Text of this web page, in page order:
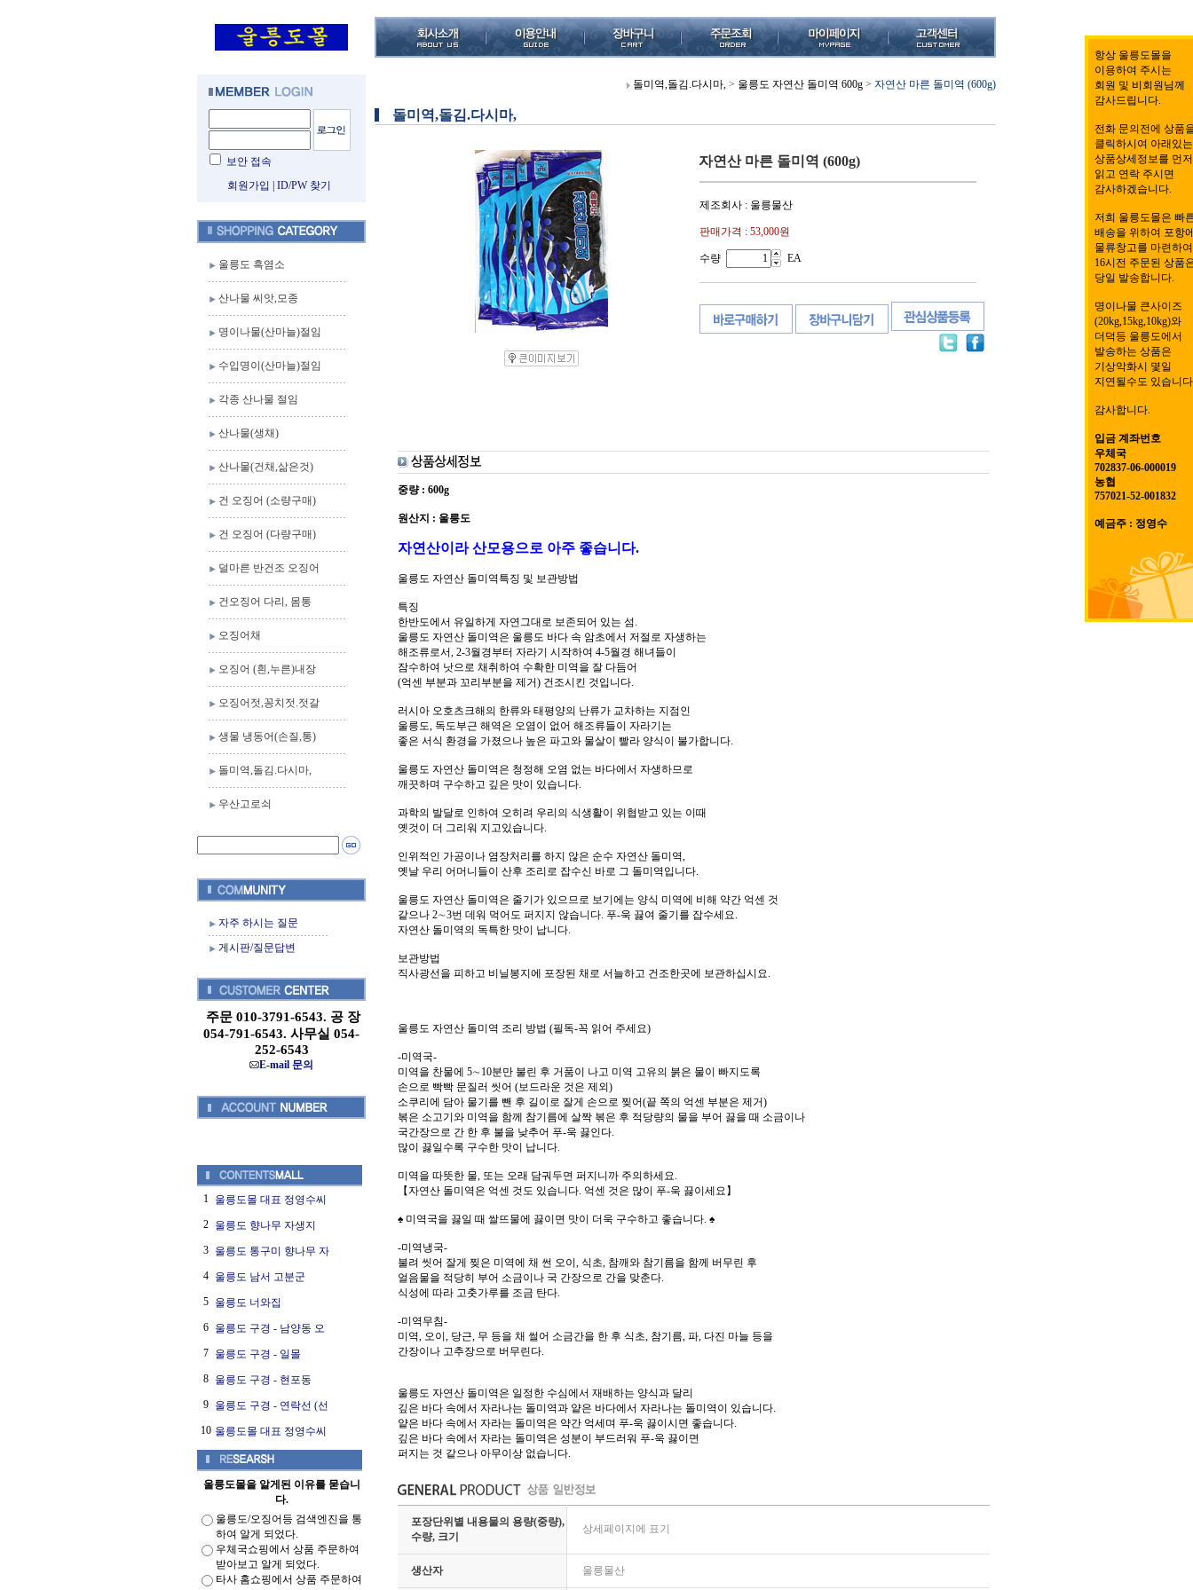
보안 접속
회원가입
ID/PW 찾기
울릉도 흑염소
산나물 씨앗,모종
명이나물(산마늘)절임
수입명이(산마늘)절임
각종 산나물 절임
산나물(생채)
산나물(건채,삶은것)
건 오징어 (소량구매)
건 오징어 (다량구매)
덜마른 반건조 오징어
건오징어 다리, 몸통
오징어채
오징어 (흰,누른)내장
오징어젓,꽁치젓.젓갈
생물 냉동어(손질,통)
돌미역,돌김.다시마,
우산고로쇠
자주 하시는 질문
게시판/질문답변
주문 010-3791-6543. 공 장
054-791-6543. 사무실 054-
252-6543
E-mail 문의
1 울릉도몰 대표 정영수씨
2 울릉도 향나무 자생지
3 울릉도 통구미 향나무 자
4 울릉도 남서 고분군
5 울릉도 너와집
6 울릉도 구경 - 남양동 오
7 울릉도 구경 - 일몰
8 울릉도 구경 - 현포동
9 울릉도 구경 - 연락선 (선
10 울릉도몰 대표 정영수씨
울릉도몰을 알게된 이유를 묻습니
다.
울릉도/오징어등 검색엔진을 통
하여 알게 되었다.
우체국쇼핑에서 상품 주문하여
받아보고 알게 되었다.
타사 홈쇼핑에서 상품 주문하여
돌미역,돌김.다시마, > 울릉도 자연산 돌미역 600g > 자연산 마른 돌미역 (600g)
돌미역,돌김.다시마,
자연산 마른 돌미역 (600g)
제조회사 : 울릉물산
판매가격 : 53,000원
수량 EA
중량 : 600g
원산지 : 울릉도
자연산이라 산모용으로 아주 좋습니다.
울릉도 자연산 돌미역특징 및 보관방법
특징
한반도에서 유일하게 자연그대로 보존되어 있는 섬.
울릉도 자연산 돌미역은 울릉도 바다 속 암초에서 저절로 자생하는
해조류로서, 2-3월경부터 자라기 시작하여 4-5월경 해녀들이
잠수하여 낫으로 채취하여 수확한 미역을 잘 다듬어
(억센 부분과 꼬리부분을 제거) 건조시킨 것입니다.
러시아 오호츠크해의 한류와 태평양의 난류가 교차하는 지점인
울릉도, 독도부근 해역은 오염이 없어 해조류들이 자라기는
좋은 서식 환경을 가졌으나 높은 파고와 물살이 빨라 양식이 불가합니다.
울릉도 자연산 돌미역은 청정해 오염 없는 바다에서 자생하므로
깨끗하며 구수하고 깊은 맛이 있습니다.
과학의 발달로 인하여 오히려 우리의 식생활이 위협받고 있는 이때
옛것이 더 그리워 지고있습니다.
인위적인 가공이나 염장처리를 하지 않은 순수 자연산 돌미역,
옛날 우리 어머니들이 산후 조리로 잡수신 바로 그 돌미역입니다.
울릉도 자연산 돌미역은 줄기가 있으므로 보기에는 양식 미역에 비해 약간 억센 것
같으나 2∼3번 데워 먹어도 퍼지지 않습니다. 푸-욱 끓여 줄기를 잡수세요.
자연산 돌미역의 독특한 맛이 납니다.
보관방법
직사광선을 피하고 비닐봉지에 포장된 채로 서늘하고 건조한곳에 보관하십시요.
울릉도 자연산 돌미역 조리 방법 (필독-꼭 읽어 주세요)
-미역국-
미역을 찬물에 5∼10분만 불린 후 거품이 나고 미역 고유의 붉은 물이 빠지도록
손으로 빡빡 문질러 씻어 (보드라운 것은 제외)
소쿠리에 담아 물기를 뺀 후 길이로 잘게 손으로 찢어(끝 쪽의 억센 부분은 제거)
볶은 소고기와 미역을 함께 참기름에 살짝 볶은 후 적당량의 물을 부어 끓을 때 소금이나
국간장으로 간 한 후 불을 낮추어 푸-욱 끓인다.
많이 끓일수록 구수한 맛이 납니다.
미역을 따뜻한 물, 또는 오래 담궈두면 퍼지니까 주의하세요.
【자연산 돌미역은 억센 것도 있습니다. 억센 것은 많이 푸-욱 끓이세요】
♠ 미역국을 끓일 때 쌀뜨물에 끓이면 맛이 더욱 구수하고 좋습니다. ♠
-미역냉국-
불려 씻어 잘게 찢은 미역에 채 썬 오이, 식초, 참깨와 참기름을 함께 버무린 후
얼음물을 적당히 부어 소금이나 국 간장으로 간을 맞춘다.
식성에 따라 고춧가루를 조금 탄다.
-미역무침-
미역, 오이, 당근, 무 등을 채 썰어 소금간을 한 후 식초, 참기름, 파, 다진 마늘 등을
간장이나 고추장으로 버무린다.
울릉도 자연산 돌미역은 일정한 수심에서 재배하는 양식과 달리
깊은 바다 속에서 자라나는 돌미역과 얕은 바다에서 자라나는 돌미역이 있습니다.
얕은 바다 속에서 자라는 돌미역은 약간 억세며 푸-욱 끓이시면 좋습니다.
깊은 바다 속에서 자라는 돌미역은 성분이 부드러워 푸-욱 끓이면
퍼지는 것 같으나 아무이상 없습니다.
포장단위별 내용물의 용량(중량),
수량, 크기
상세페이지에 표기
생산자 울릉물산
항상 울릉도몰을
이용하여 주시는
회원 및 비회원님께
감사드립니다.
전화 문의전에 상품
클릭하시여 아래있는
상품상세정보를 먼저
읽고 연락 주시면
감사하겠습니다.
저희 울릉도몰은 빠
배송을 위하여 포항
물류창고를 마련하여
16시전 주문된 상품
당일 발송합니다.
명이나물 큰사이즈
(20kg,15kg,10kg)와
더덕등 울릉도에서
발송하는 상품은
기상악화시 몇일
지연될수도 있습니
감사합니다.
입금 계좌번호
우체국
702837-06-000019
농협
757021-52-001832
예금주 : 정영수